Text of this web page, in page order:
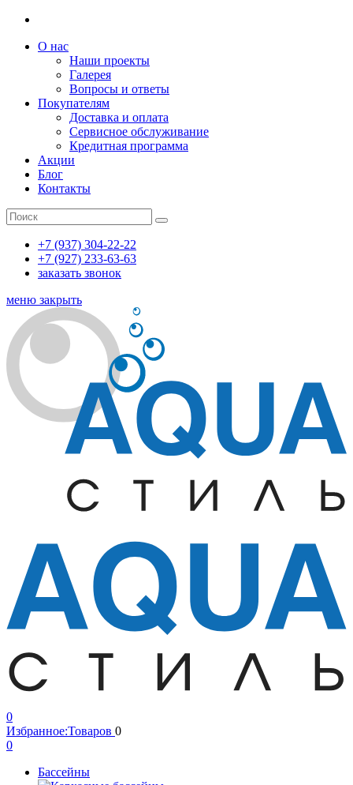
О нас
Наши проекты
Галерея
Вопросы и ответы
Покупателям
Доставка и оплата
Сервисное обслуживание
Кредитная программа
Акции
Блог
Контакты
+7 (937) 304-22-22
+7 (927) 233-63-63
заказать звонок
меню закрыть
0
Избранное:Товаров 0
0
Бассейны